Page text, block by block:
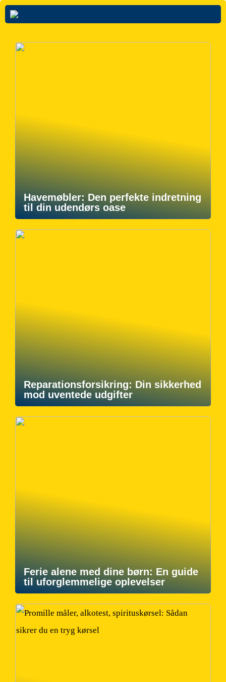
Havemøbler: Den perfekte indretning
til din udendørs oase
Reparationsforsikring: Din sikkerhed
mod uventede udgifter
Ferie alene med dine børn: En guide
til uforglemmelige oplevelser